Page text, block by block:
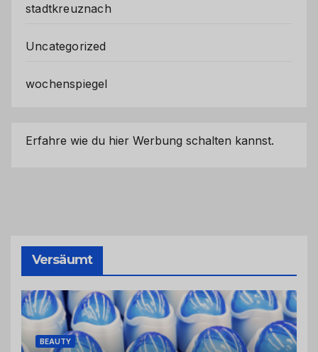
stadtkreuznach
Uncategorized
wochenspiegel
Erfahre wie du hier Werbung schalten kannst.
Versäumt
BEAUTY